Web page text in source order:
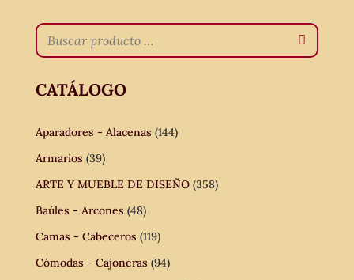
CATÁLOGO
Aparadores - Alacenas (144)
Armarios (39)
ARTE Y MUEBLE DE DISEÑO (358)
Baúles - Arcones (48)
Camas - Cabeceros (119)
Cómodas - Cajoneras (94)